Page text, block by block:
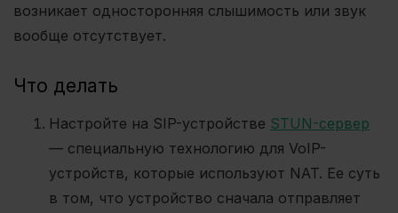
возникает односторонняя слышимость или звук
вообще отсутствует.
Что делать
Настройте на SIP-устройстве STUN-сервер
— специальную технологию для VoIP-
устройств, которые используют NAT. Ее суть
в том, что устройство сначала отправляет